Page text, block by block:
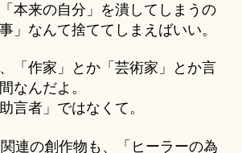
本来の自分」を潰してしまうの
」なんて捨ててしまえばいい。
「作家」とか「芸術家」とか言
なんだよ。
言者」ではなくて。
連の創作物も、「ヒーラーの為